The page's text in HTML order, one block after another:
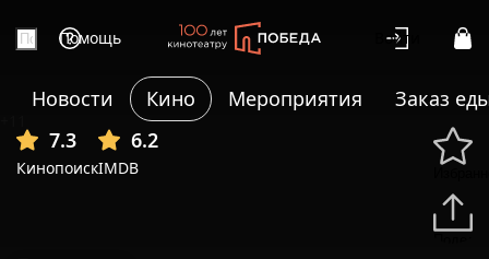
Помощь Войти
Новости Кино Мероприятия
Заказ
7.3
Кинопоиск
6.2
IMDB